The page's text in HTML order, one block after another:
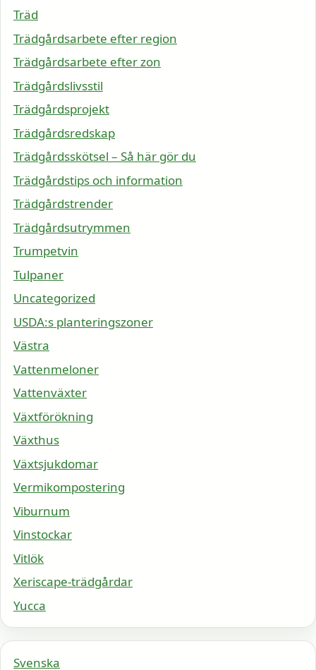
Träd
Trädgårdsarbete efter region
Trädgårdsarbete efter zon
Trädgårdslivsstil
Trädgårdsprojekt
Trädgårdsredskap
Trädgårdsskötsel – Så här gör du
Trädgårdstips och information
Trädgårdstrender
Trädgårdsutrymmen
Trumpetvin
Tulpaner
Uncategorized
USDA:s planteringszoner
Västra
Vattenmeloner
Vattenväxter
Växtförökning
Växthus
Växtsjukdomar
Vermikompostering
Viburnum
Vinstockar
Vitlök
Xeriscape-trädgårdar
Yucca
Svenska